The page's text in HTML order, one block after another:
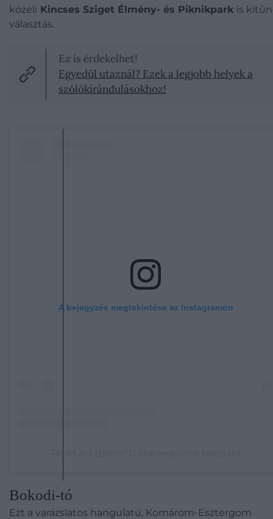
közeli Kincses Sziget Élmény- és Piknikpark is
választás.
Ez is érdekelhet!
Egyedül utaznál? Ezek a legjobb helyek a
szólókirándulásokhoz!
A bejegyzés megtekintése az Instagramon
Bokodi-tó
Ezt a varázslatos hangulatú, Komárom-Esztergom